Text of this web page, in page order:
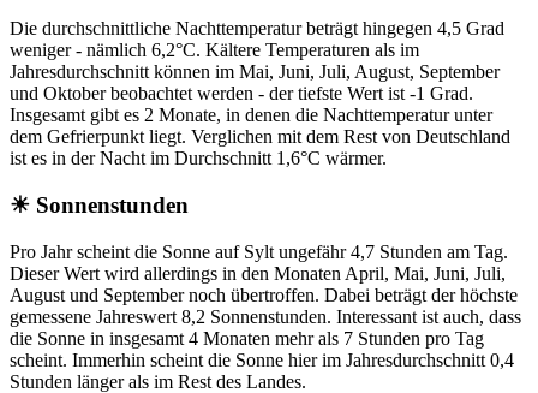
Die durchschnittliche Nachttemperatur beträgt hingegen 4,5 Grad
weniger - nämlich 6,2°C. Kältere Temperaturen als im
Jahresdurchschnitt können im Mai, Juni, Juli, August, September
und Oktober beobachtet werden - der tiefste Wert ist -1 Grad.
Insgesamt gibt es 2 Monate, in denen die Nachttemperatur unter
dem Gefrierpunkt liegt. Verglichen mit dem Rest von Deutschland
ist es in der Nacht im Durchschnitt 1,6°C wärmer.
☀ Sonnenstunden
Pro Jahr scheint die Sonne auf Sylt ungefähr 4,7 Stunden am Tag.
Dieser Wert wird allerdings in den Monaten April, Mai, Juni, Juli,
August und September noch übertroffen. Dabei beträgt der höchste
gemessene Jahreswert 8,2 Sonnenstunden. Interessant ist auch, dass
die Sonne in insgesamt 4 Monaten mehr als 7 Stunden pro Tag
scheint. Immerhin scheint die Sonne hier im Jahresdurchschnitt 0,4
Stunden länger als im Rest des Landes.